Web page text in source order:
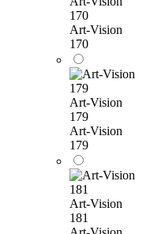
170
Art-Vision
170
Art-Vision
179
Art-Vision
179
Art-Vision
181